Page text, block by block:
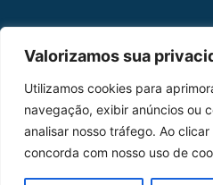
Valorizamos sua
Utilizamos cookies para
navegação, exibir anúncios ou
analisar nosso tráfego. Ao clicar
concorda com nosso uso de